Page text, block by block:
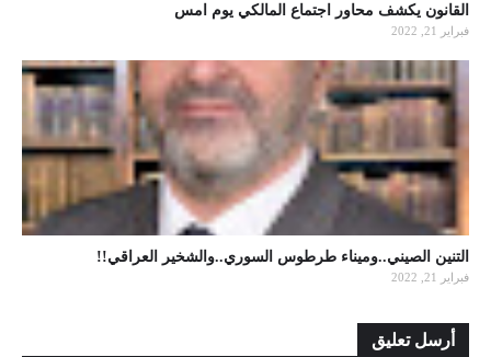
القانون يكشف محاور اجتماع المالكي يوم امس
فبراير 21, 2022
التنين الصيني..وميناء طرطوس السوري..والشخير العراقي!!
فبراير 21, 2022
أرسل تعليق